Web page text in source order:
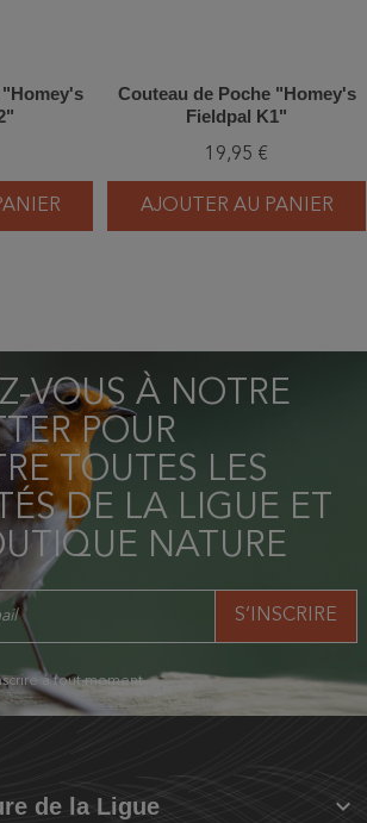
Couteau de Poche "Homey's
Fieldpal K1"
19,95 €
AJOUTER AU PANIER
VOUS À NOTRE
POUR
TOUTES LES
DE LA LIGUE ET
NATURE
à tout moment.
de la Ligue 